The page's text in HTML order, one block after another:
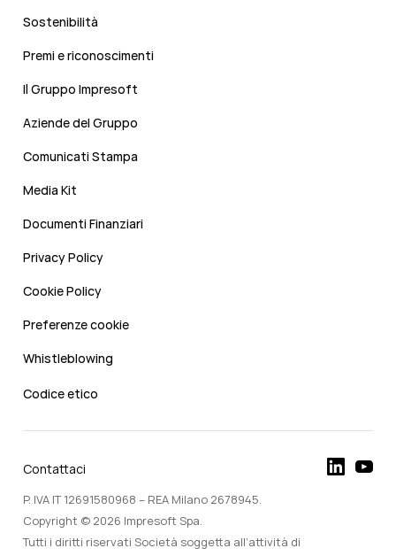
Sostenibilità
Premi e riconoscimenti
Il Gruppo Impresoft
Aziende del Gruppo
Comunicati Stampa
Media Kit
Documenti Finanziari
Privacy Policy
Cookie Policy
Preferenze cookie
Whistleblowing
Codice etico
Contattaci
P. IVA IT 12691580968 – REA Milano 2678945.
Copyright © 2026 Impresoft Spa.
Tutti i diritti riservati Società soggetta all’attività di